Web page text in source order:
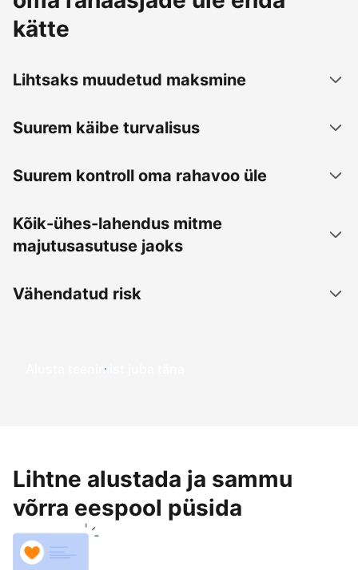
kätte
Lihtsaks muudetud maksmine
Suurem käibe turvalisus
Suurem kontroll oma rahavoo üle
Kõik-ühes-lahendus mitme
majutusasutuse jaoks
Vähendatud risk
Alusta teenimist juba täna
Lihtne alustada ja sammu
võrra eespool püsida